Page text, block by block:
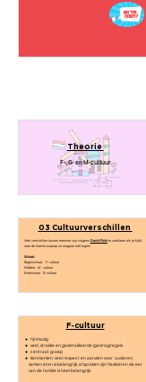
Theorie
F-, G- en M-cultuur
03 Cultuurverschillen
Veel verschillen tussen mensen zijn volgens David Pintote verklaren als je kijkt
naar de manier waarop ze omgaan met regels.
Schaal:
Beginschaal: F-cultuur
Midden: M- cultuur
Eindschaal: G-cultuur
F-cultuur
fijnmazig
veel, strakke en gedetailleerde (gedrag)regels
centraal: groep
kenmerken: veel respect en aanzien voor ouderen,
samen eten is belangrijk, afspraken zijn flexibel en de eer
van de familie is heel belangrijk.